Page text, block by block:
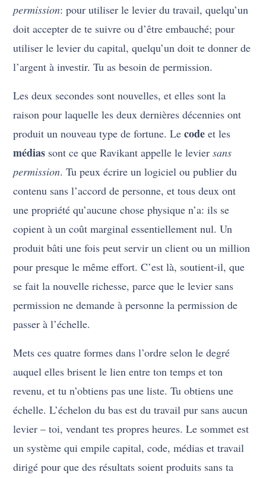
permission: pour utiliser le levier du travail, quelqu’un
doit accepter de te suivre ou d’être embauché; pour
utiliser le levier du capital, quelqu’un doit te donner de
l’argent à investir. Tu as besoin de permission.
Les deux secondes sont nouvelles, et elles sont la
raison pour laquelle les deux dernières décennies ont
produit un nouveau type de fortune. Lecode et les
médias sont ce que Ravikant appelle le leviersans
permission. Tu peux écrire un logiciel ou publier du
contenu sans l’accord de personne, et tous deux ont
une propriété qu’aucune chose physique n’a: ils se
copient à un coût marginal essentiellement nul. Un
produit bâti une fois peut servir un client ou un million
pour presque le même effort. C’est là, soutient-il, que
se fait la nouvelle richesse, parce que le levier sans
permission ne demande à personne la permission de
passer à l’échelle.
Mets ces quatre formes dans l’ordre selon le degré
auquel elles brisent le lien entre ton temps et ton
revenu, et tu n’obtiens pas une liste. Tu obtiens une
échelle. L’échelon du bas est du travail pur sans aucun
levier – toi, vendant tes propres heures. Le sommet est
un système qui empile capital, code, médias et travail
dirigé pour que des résultats soient produits sans ta